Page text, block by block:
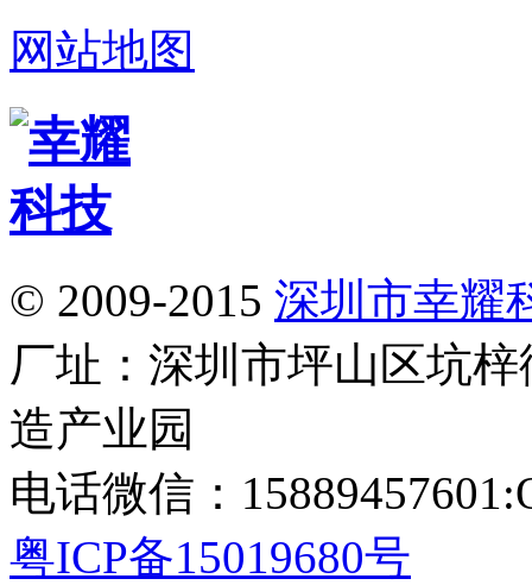
网站地图
© 2009-2015 深圳市幸耀
厂址：深圳市坪山区坑
造产业园
电话微信：
粤ICP备15019680号